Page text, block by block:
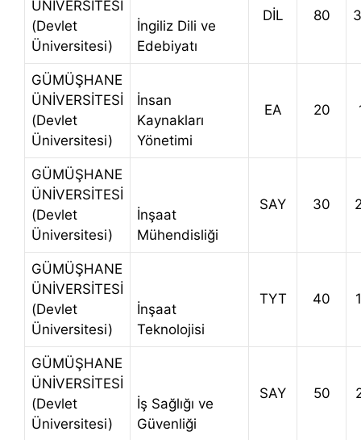
ÜNİVERSİTESİ
(Devlet
Üniversitesi)
İngiliz Dili ve
Edebiyatı
DİL 80
GÜMÜŞHANE
ÜNİVERSİTESİ
(Devlet
Üniversitesi)
İnsan
Kaynakları
Yönetimi
EA 20
GÜMÜŞHANE
ÜNİVERSİTESİ
(Devlet
Üniversitesi)
İnşaat
Mühendisliği
SAY 30
GÜMÜŞHANE
ÜNİVERSİTESİ
(Devlet
Üniversitesi)
İnşaat
Teknolojisi
TYT 40
GÜMÜŞHANE
ÜNİVERSİTESİ
(Devlet
Üniversitesi)
İş Sağlığı ve
Güvenliği
SAY 50